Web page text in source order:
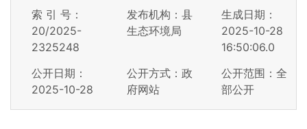
索 引 号：
20/2025-
2325248
发布机构：县
生态环境局
生成日期：
2025-10-28
16:50:06.0
公开日期：
2025-10-28
公开方式：政
府网站
公开范围：全
部公开